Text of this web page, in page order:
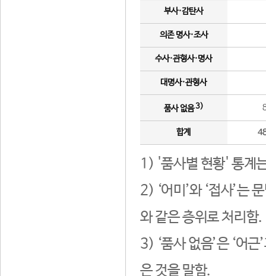
부사·감탄사
의존 명사·조사
수사·관형사·명사
대명사·관형사
품사 없음3)
합계
1) '품사별 현황' 통계
2) ‘어미’와 ‘접사’는
와 같은 층위로 처리함.
3) ‘품사 없음’은 ‘어
은 것을 말함.